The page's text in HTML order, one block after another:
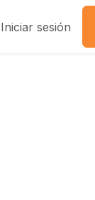
Iniciar sesión